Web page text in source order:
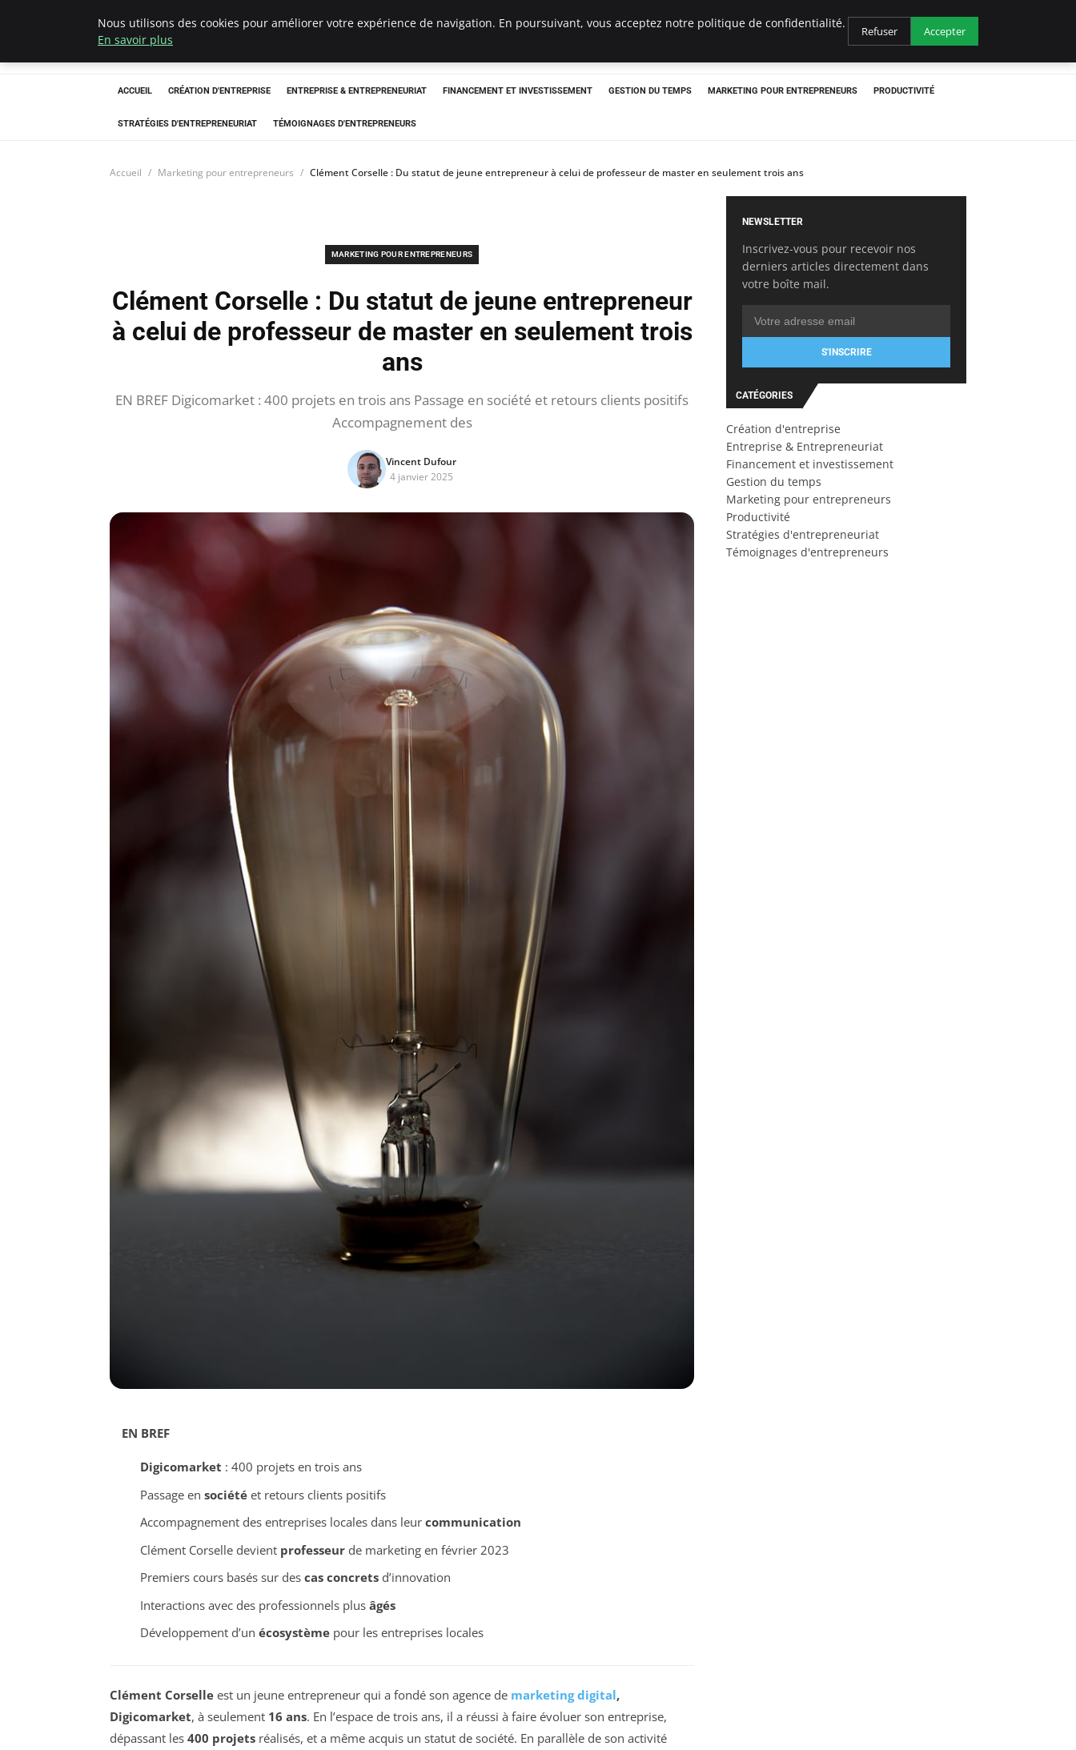
LECFCM
ACCUEIL CRÉATION D'ENTREPRISE ENTREPRISE & ENTREPRENEURIAT FINANCEMENT ET INVESTISSEMENT GESTION DU TEMPS MARKETING POUR ENTREPRENEURS PRODUCTIVITÉ
STRATÉGIES D'ENTREPRENEURIAT TÉMOIGNAGES D'ENTREPRENEURS
Accueil Marketing pour entrepreneurs Clément Corselle : Du statut de jeune entrepreneur à celui de professeur de master en seulement trois ans
MARKETING POUR ENTREPRENEURS
Clément Corselle : Du statut de jeune entrepreneur
à celui de professeur de master en seulement trois
ans
EN BREF Digicomarket : 400 projets en trois ans Passage en société et retours clients positifs
Accompagnement des
Vincent Dufour
4 janvier 2025
EN BREF
Digicomarket : 400 projets en trois ans
Passage en sociétéet retours clients positifs
Accompagnement des entreprises locales dans leur communication
Clément Corselle devient professeurde marketing en février 2023
Premiers cours basés sur des cas concretsd’innovation
Interactions avec des professionnels plus âgés
Développement d’un écosystèmepour les entreprises locales
Clément Corselle est un jeune entrepreneur qui a fondé son agence de marketing digital,
Digicomarket, à seulement 16 ans. En l’espace de trois ans, il a réussi à faire évoluer son entreprise,
dépassant les 400 projets réalisés, et a même acquis un statut de société. En parallèle de son activité
NEWSLETTER
Inscrivez-vous pour recevoir nos
derniers articles directement dans
votre boîte mail.
S'INSCRIRE
CATÉGORIES
Création d'entreprise
Entreprise & Entrepreneuriat
Financement et investissement
Gestion du temps
Marketing pour entrepreneurs
Productivité
Stratégies d'entrepreneuriat
Témoignages d'entrepreneurs
Nous utilisons des cookies pour améliorer votre expérience de navigation. En poursuivant, vous acceptez notre politique de confidentialité.
En savoir plus
Refuser Accepter